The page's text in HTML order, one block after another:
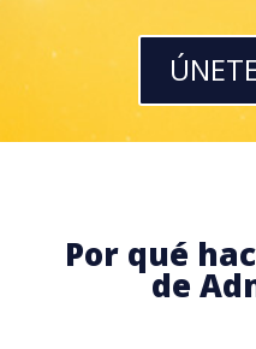
Por qué
de